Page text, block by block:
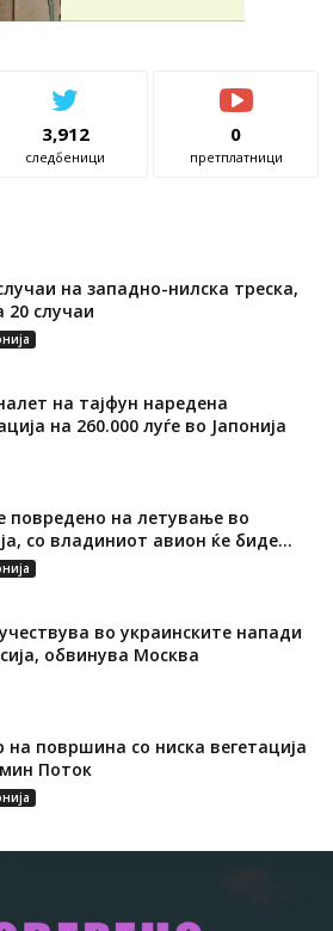
3,912
следбеници
0
претплатници
на западно-нилска треска,
20 случаи
на тајфун наредена
на 260.000 луѓе во Јапонија
повредено на летување во
со владиниот авион ќе биде...
во украинските напади
обвинува Москва
површина со ниска вегетација
Поток